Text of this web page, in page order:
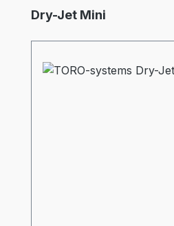
Produktgalerie überspringen
Dry-Jet Mini